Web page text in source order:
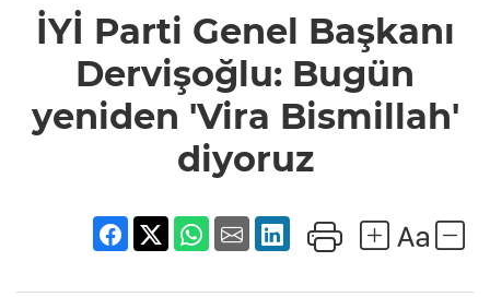
Dervişoğlu:
Bugün
yeniden
'Vira
Bismillah'
diyoruz
İYİ Parti Genel Başkanı
Dervişoğlu: Bugün
yeniden 'Vira Bismillah'
diyoruz